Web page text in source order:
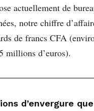
actuellement de
notre chiffre
de francs CFA
millions d’euros).
d’envergure